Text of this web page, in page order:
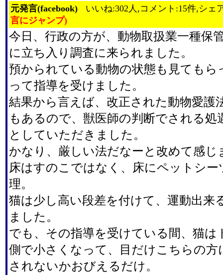
元発言(facebook)
いいね:302人,コメント:15件,シェ
言にジャンプ)
今日、行政の方が、動物取扱業一種保
に立ち入り調査に来られました。
預かられている動物の状態も見てもら
って指導を受けました。
結果から言えば、改正された動物愛護
もあるので、獣医師の判断でされる処
としていただきました。
かなり、厳しい法だなーと改めて感じ
床はすのこではなく、床にペットシー
理。
猫は少し高い段差を付けて、運動出来
ました。
でも、その指導を受けている間、猫は
側で小さくなって、目だけこちらの方
されないかおびえるだけ。